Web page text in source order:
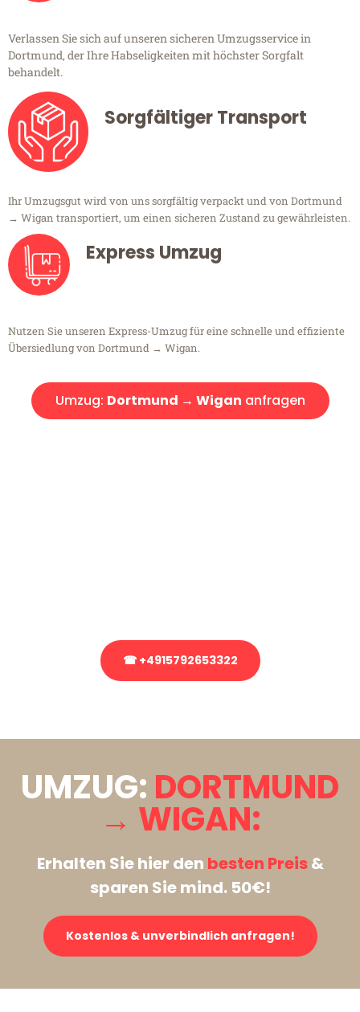
Verlassen Sie sich auf unseren sicheren Umzugsservice in
Dortmund, der Ihre Habseligkeiten mit höchster Sorgfalt
behandelt.
Sorgfältiger Transport
Ihr Umzugsgut wird von uns sorgfältig verpackt und von Dortmund
→ Wigan transportiert, um einen sicheren Zustand zu gewährleisten.
Express Umzug
Nutzen Sie unseren Express-Umzug für eine schnelle und effiziente
Übersiedlung von Dortmund → Wigan.
Umzug: Dortmund → Wigan anfragen
☎ +4915792653322
UMZUG: DORTMUND
→ WIGAN:
Erhalten Sie hier den besten Preis&
sparen Sie mind. 50€!
Kostenlos & unverbindlich anfragen!